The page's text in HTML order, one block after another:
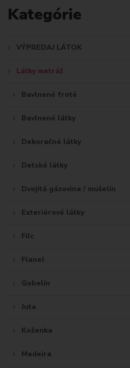
D
Kategórie
VÝPREDAJ LÁTOK
Látky metráž
Bavlnené froté
Bavlnené látky
Dekoračné látky
Detské látky
Dvojitá gázovina / mušelín
Exteriérové látky
Filc
Flanel
Gobelín
Juta
Koženka
Madeira